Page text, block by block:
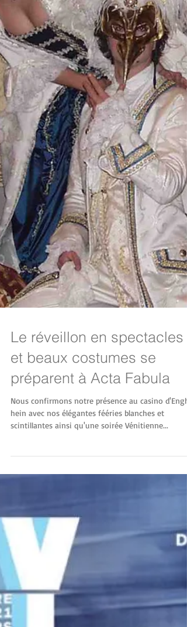
Le réveillon en spectacles
et beaux costumes se
préparent à Acta Fabula
Nous confirmons notre présence au casino d'Engh
scintillantes ainsi qu'une soirée Vénitienne...